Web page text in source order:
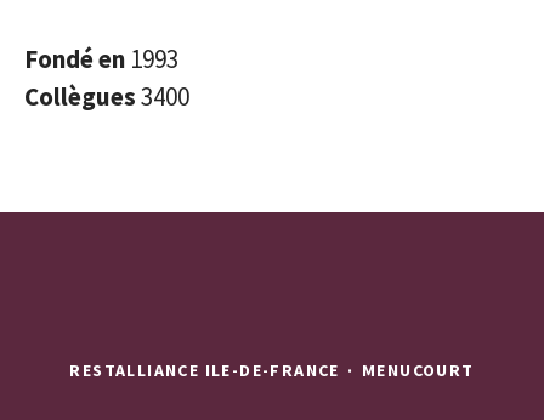
Fondé en 1993
Collègues3400
RESTALLIANCE ILE-DE-FRANCE · MENUCOURT